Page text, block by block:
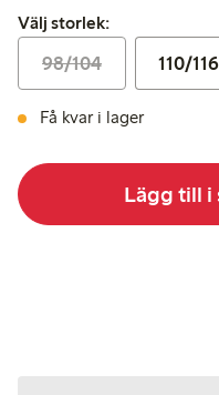
Välj storlek:
Välj storlek:
98/104 110/116
Få kvar i lager
Lägg till i